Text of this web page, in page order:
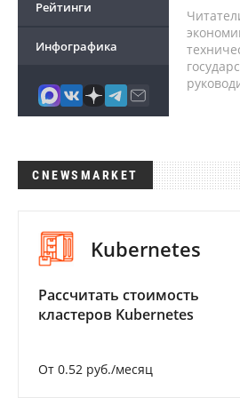
Рейтинги
Инфографика
CNEWSMARKET
Kubernetes
Рассчитать стоимость
кластеров Kubernetes
От 0.52 руб./месяц